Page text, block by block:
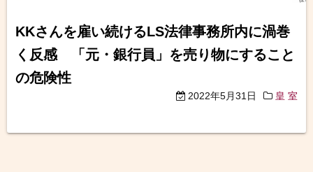
KKさんを雇い続けるLS法律事務所内に渦巻
く反感 「元・銀行員」を売り物にすること
の危険性
2022年5月31日 皇 室